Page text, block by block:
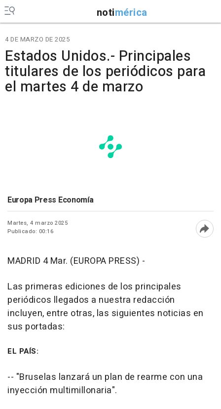
notimérica
4 DE MARZO DE 2025
Estados Unidos.- Principales
titulares de los periódicos para
el martes 4 de marzo
Europa Press Economía
Martes, 4 marzo 2025
Publicado: 00:16
MADRID 4 Mar. (EUROPA PRESS) -
Las primeras ediciones de los principales
periódicos llegados a nuestra redacción
incluyen, entre otras, las siguientes noticias en
sus portadas:
EL PAÍS:
-- "Bruselas lanzará un plan de rearme con una
inyección multimillonaria".